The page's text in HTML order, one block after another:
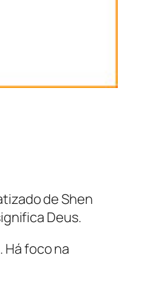
de Shen
Deus.
foco na